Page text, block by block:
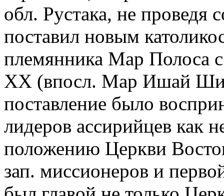
обл. Рустака, не проведя
поставил новым
племянника Мар
XX (впосл. Мар Ишай
поставление было
лидеров ассирийцев как
положению Церкви
зап. миссионеров и